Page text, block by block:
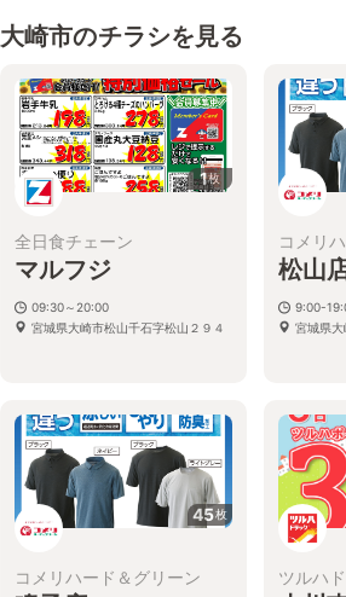
大崎市のチラシを見る
1枚
全日食チェーン
マルフジ
09:30～20:00
宮城県大崎市松山千石字松山２９４
コメリ
松山
9:00-
宮城県
45枚
コメリハード＆グリーン ツルハ